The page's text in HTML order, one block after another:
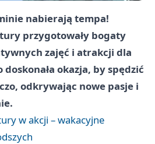
nabierają tempa!
przygotowały bogaty
zajęć i atrakcji dla
doskonała okazja, by spędzić
odkrywając nowe pasje i
w akcji – wakacyjne